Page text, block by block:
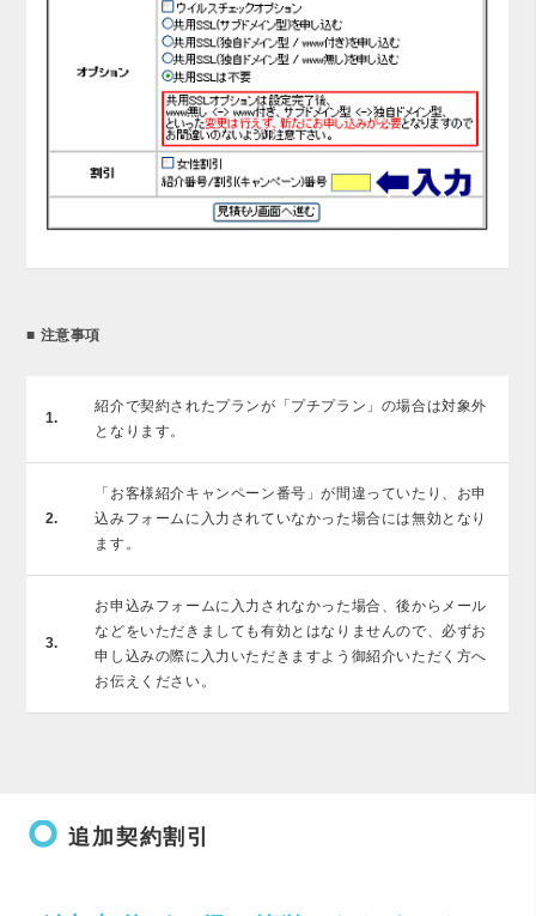
■ 注意事項
1.
紹介で契約されたプランが「プチプラン」の場合は対象外
となります。
2.
「お客様紹介キャンペーン番号」が間違っていたり、お申
込みフォームに入力されていなかった場合には無効となり
ます。
3.
お申込みフォームに入力されなかった場合、後からメール
などをいただきましても有効とはなりませんので、必ずお
申し込みの際に入力いただきますよう御紹介いただく方へ
お伝えください。
trip_origin 追加契約割引